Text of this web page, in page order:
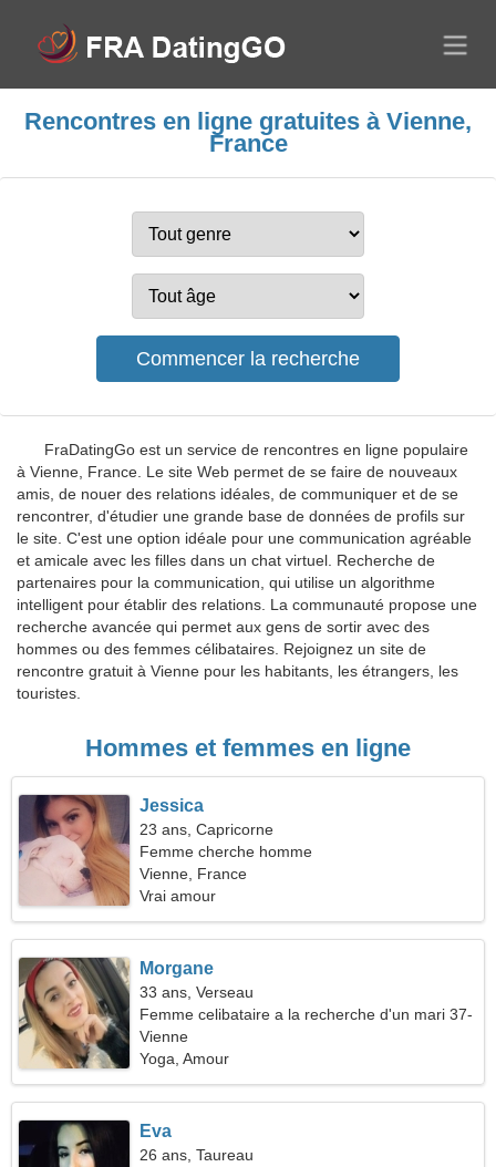
Rencontres en ligne gratuites à Vienne,
France
FraDatingGo est un service de rencontres en ligne populaire
à Vienne, France. Le site Web permet de se faire de nouveaux
amis, de nouer des relations idéales, de communiquer et de se
rencontrer, d'étudier une grande base de données de profils sur
le site. C'est une option idéale pour une communication agréable
et amicale avec les filles dans un chat virtuel. Recherche de
partenaires pour la communication, qui utilise un algorithme
intelligent pour établir des relations. La communauté propose une
recherche avancée qui permet aux gens de sortir avec des
hommes ou des femmes célibataires. Rejoignez un site de
rencontre gratuit à Vienne pour les habitants, les étrangers, les
touristes.
Hommes et femmes en ligne
Jessica
23 ans, Capricorne
Femme cherche homme
Vienne, France
Vrai amour
Morgane
33 ans, Verseau
Femme celibataire a la recherche d'un mari 37-
40
Vienne
Yoga, Amour
Eva
26 ans, Taureau